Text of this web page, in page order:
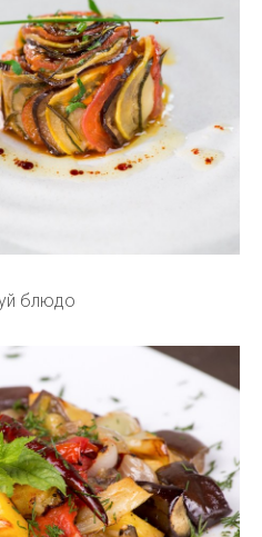
блюдо